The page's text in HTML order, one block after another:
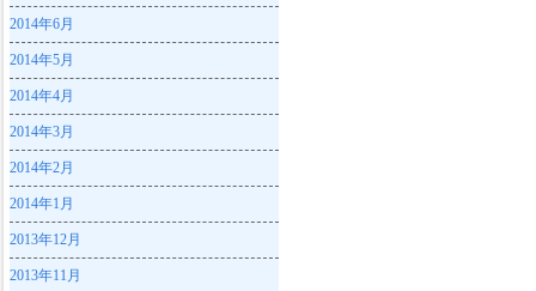
2014年6月
2014年5月
2014年4月
2014年3月
2014年2月
2014年1月
2013年12月
2013年11月